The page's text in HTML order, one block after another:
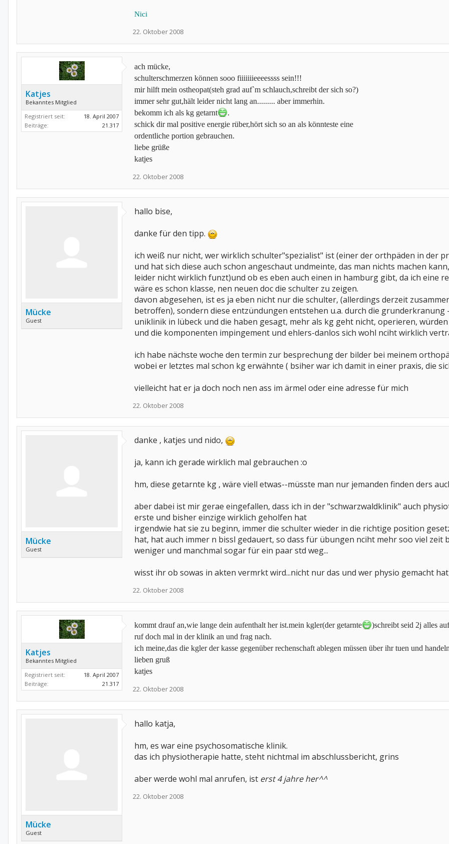
Nici
22. Oktober 2008
Katjes
Bekanntes Mitglied
Registriert seit:
18. April 2007
Beiträge:
21.317
ach mücke,
schulterschmerzen können sooo fiiiiiiieeeessss sein!!!
mir hilft mein ostheopat(steh grad auf`m schlauch,schreibt der sich so?)
immer sehr gut,hält leider nicht lang an......... aber immerhin.
bekomm ich als kg getarnt
.
schick dir mal positive energie rüber,hört sich so an als könnteste eine
ordentliche portion gebrauchen.
liebe grüße
katjes
22. Oktober 2008
Mücke
Guest
hallo bise,
danke für den tipp.
ich weiß nur nicht, wer wirklich schulter"spezialist" ist (einer der orthpäden in der
und hat sich diese auch schon angeschaut undmeinte, das man nichts machen
leider nicht wirklich funzt)und ob es eben auch einen in hamburg gibt, da ich eine
wäre es schon klasse, nen neuen doc die schulter zu zeigen.
davon abgesehen, ist es ja eben nicht nur die schulter, (allerdings derzeit
betroffen), sondern diese entzündungen entstehen u.a. durch die grunderkranung
uniklinik in lübeck und die haben gesagt, mehr als kg geht nicht, operieren,
und die komponenten impingement und ehlers-danlos sich wohl nciht wirklich
ich habe nächste woche den termin zur besprechung der bilder bei meinem
wobei er letztes mal schon kg erwähnte ( bsiher war ich damit in einer praxis, die
vielleicht hat er ja doch noch nen ass im ärmel oder eine adresse für mich
22. Oktober 2008
Mücke
Guest
danke , katjes und nido,
ja, kann ich gerade wirklich mal gebrauchen :o
hm, diese getarnte kg , wäre viell etwas--müsste man nur jemanden finden ders
aber dabei ist mir gerae eingefallen, dass ich in der "schwarzwaldklinik" auch
erste und bisher einzige wirklich geholfen hat
irgendwie hat sie zu beginn, immer die schulter wieder in die richtige position
hat, hat auch immer n bissl gedauert, so dass für übungen nciht mehr soo viel zeit
weniger und manchmal sogar für ein paar std weg...
wisst ihr ob sowas in akten vermrkt wird...nicht nur das und wer physio gemacht
22. Oktober 2008
Katjes
Bekanntes Mitglied
Registriert seit:
18. April 2007
Beiträge:
21.317
kommt drauf an,wie lange dein aufenthalt her ist.mein kgler(der getarnte
)schreibt seid 2j alles
ruf doch mal in der klinik an und frag nach.
ich meine,das die kgler der kasse gegenüber rechenschaft ablegen müssen über ihr tuen und
lieben gruß
katjes
22. Oktober 2008
Mücke
Guest
hallo katja,
hm, es war eine psychosomatische klinik.
das ich physiotherapie hatte, steht nichtmal im abschlussbericht, grins
aber werde wohl mal anrufen, ist erst 4 jahre her^^
22. Oktober 2008